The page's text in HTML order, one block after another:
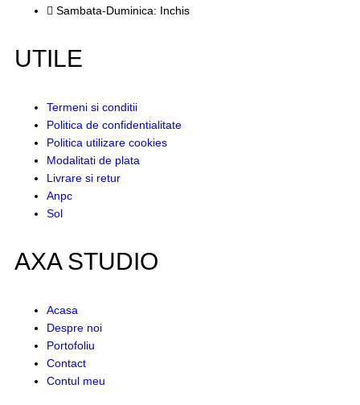
Sambata-Duminica: Inchis
UTILE
Termeni si conditii
Politica de confidentialitate
Politica utilizare cookies
Modalitati de plata
Livrare si retur
Anpc
Sol
AXA STUDIO
Acasa
Despre noi
Portofoliu
Contact
Contul meu